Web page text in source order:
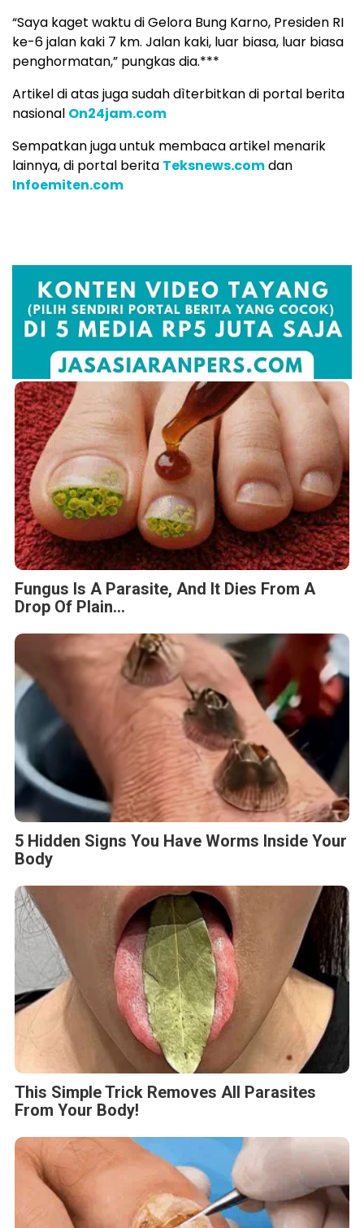
“Saya kaget waktu di Gelora Bung Karno, Presiden RI
ke-6 jalan kaki 7 km. Jalan kaki, luar biasa, luar biasa
penghormatan,” pungkas dia.***
Artikel di atas juga sudah dìterbitkan di portal berita
nasional On24jam.com
Sempatkan juga untuk membaca artikel menarik
lainnya, di portal berita Teksnews.comdan
Infoemiten.com
Fungus Is A Parasite, And It Dies From A
Drop Of Plain...
5 Hidden Signs You Have Worms Inside Your
Body
This Simple Trick Removes All Parasites
From Your Body!